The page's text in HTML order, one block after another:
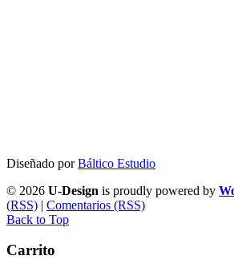
Diseñado porBáltico Estudio
© 2026 U-Design is proudly powered by
(RSS) | Comentarios (RSS)
Back to Top
Carrito